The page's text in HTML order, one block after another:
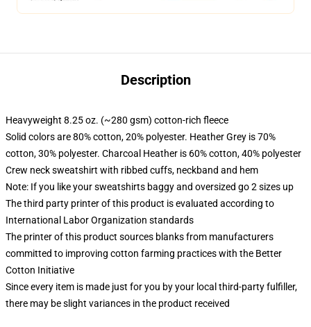
Description
Heavyweight 8.25 oz. (~280 gsm) cotton-rich fleece
Solid colors are 80% cotton, 20% polyester. Heather Grey is 70%
cotton, 30% polyester. Charcoal Heather is 60% cotton, 40% polyester
Crew neck sweatshirt with ribbed cuffs, neckband and hem
Note: If you like your sweatshirts baggy and oversized go 2 sizes up
The third party printer of this product is evaluated according to
International Labor Organization standards
The printer of this product sources blanks from manufacturers
committed to improving cotton farming practices with the Better
Cotton Initiative
Since every item is made just for you by your local third-party fulfiller,
there may be slight variances in the product received